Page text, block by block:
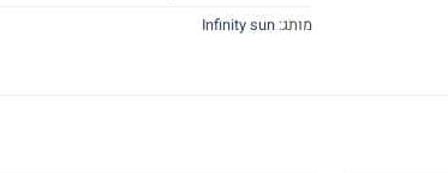
מותג: Infinity sun